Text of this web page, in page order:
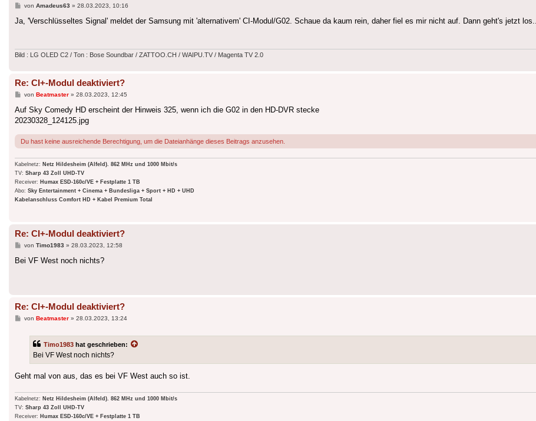
Beitrag
von Amadeus63 » 28.03.2023, 10:16
Ja, 'Verschlüsseltes Signal' meldet der Samsung mit 'alternativem' CI-Modul/G02. Schaue da kaum rein, daher fiel es mir nicht auf. Dann geht's jetzt los...
Bild : LG OLED C2 / Ton : Bose Soundbar / ZATTOO.CH / WAIPU.TV / Magenta TV 2.0
Re: CI+-Modul deaktiviert?
Beitrag
von Beatmaster» 28.03.2023, 12:45
Auf Sky Comedy HD erscheint der Hinweis 325, wenn ich die G02 in den HD-DVR stecke
20230328_124125.jpg
Du hast keine ausreichende Berechtigung, um die Dateianhänge dieses Beitrags anzusehen.
Kabelnetz: Netz Hildesheim (Alfeld). 862 MHz und 1000 Mbit/s
TV: Sharp 43 Zoll UHD-TV
Receiver: Humax ESD-160c/VE + Festplatte 1 TB
Abo: Sky Entertainment + Cinema + Bundesliga + Sport + HD + UHD
Kabelanschluss Comfort HD + Kabel Premium Total
Re: CI+-Modul deaktiviert?
Beitrag
von Timo1983 » 28.03.2023, 12:58
Bei VF West noch nichts?
Re: CI+-Modul deaktiviert?
Beitrag
von Beatmaster» 28.03.2023, 13:24
Timo1983 hat geschrieben:
Bei VF West noch nichts?
Geht mal von aus, das es bei VF West auch so ist.
Kabelnetz: Netz Hildesheim (Alfeld). 862 MHz und 1000 Mbit/s
TV: Sharp 43 Zoll UHD-TV
Receiver: Humax ESD-160c/VE + Festplatte 1 TB